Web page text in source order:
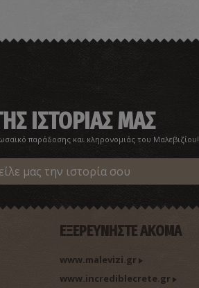
Φαράγγι Πρινιά
ΙΣΤΟΡΙΑΣ ΜΑΣ
παράδοσης και κληρονομιάς του Μαλεβιζίου!
μας την ιστορία σου
ΕΞΕΡΕΥΝΗΣΤΕ ΑΚΟΜΑ
www.malevizi.gr
www.incrediblecrete.gr